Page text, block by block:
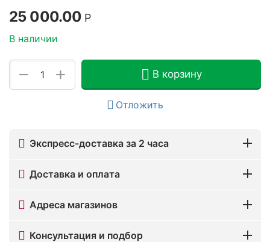
25 000.00 Р
В наличии
+
− В корзину
Отложить
Экспресс-доставка за 2 часа
Доставка и оплата
Адреса магазинов
Консультация и подбор